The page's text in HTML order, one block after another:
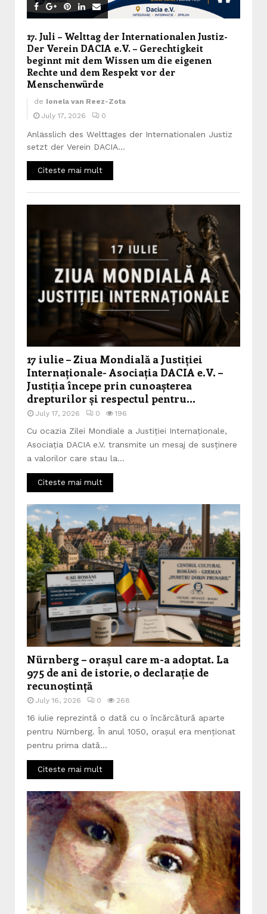
17. Juli – Welttag der Internationalen Justiz-
Der Verein DACIA e.V. – Gerechtigkeit
beginnt mit dem Wissen um die eigenen
Rechte und dem Respekt vor der
Menschenwürde
de Ionela van Reez-Zota
July 17, 2026
0
Anlässlich des Welttages der Internationalen Justiz
setzt der Verein DACIA...
Citeste mai mult
17 iulie – Ziua Mondială a Justiției
Internaționale- Asociația DACIA e.V. –
Justiția începe prin cunoașterea
drepturilor și respectul pentru...
July 17, 2026 0 196
Cu ocazia Zilei Mondiale a Justiției Internaționale,
Asociația DACIA e.V. transmite un mesaj de susținere
a valorilor care stau la...
Citeste mai mult
Nürnberg – orașul care m-a adoptat. La
975 de ani de istorie, o declarație de
recunoștință
July 16, 2026 0 268
16 iulie reprezintă o dată cu o încărcătură aparte
pentru Nürnberg. În anul 1050, orașul era menționat
pentru prima dată...
Citeste mai mult